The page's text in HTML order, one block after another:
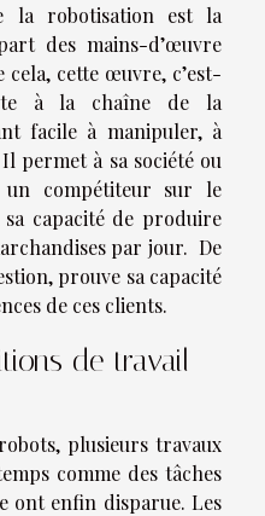
la robotisation est la
des mains-d’œuvre
cette œuvre, c’est-
à la chaîne de la
facile à manipuler, à
permet à sa société ou
un compétiteur sur le
capacité de produire
par jour. De
prouve sa capacité
de ces clients.
de travail
plusieurs travaux
comme des tâches
ont enfin disparue. Les